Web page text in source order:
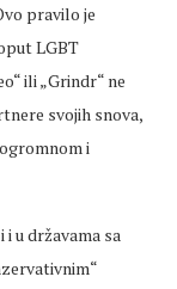
pravilo je
LGBT
ili „Grindr“ ne
svojih snova,
i
u državama sa